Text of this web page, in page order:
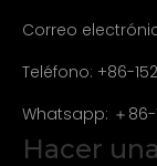
Correo
Teléfono: +86-
Whatsapp: ＋86-
Hacer